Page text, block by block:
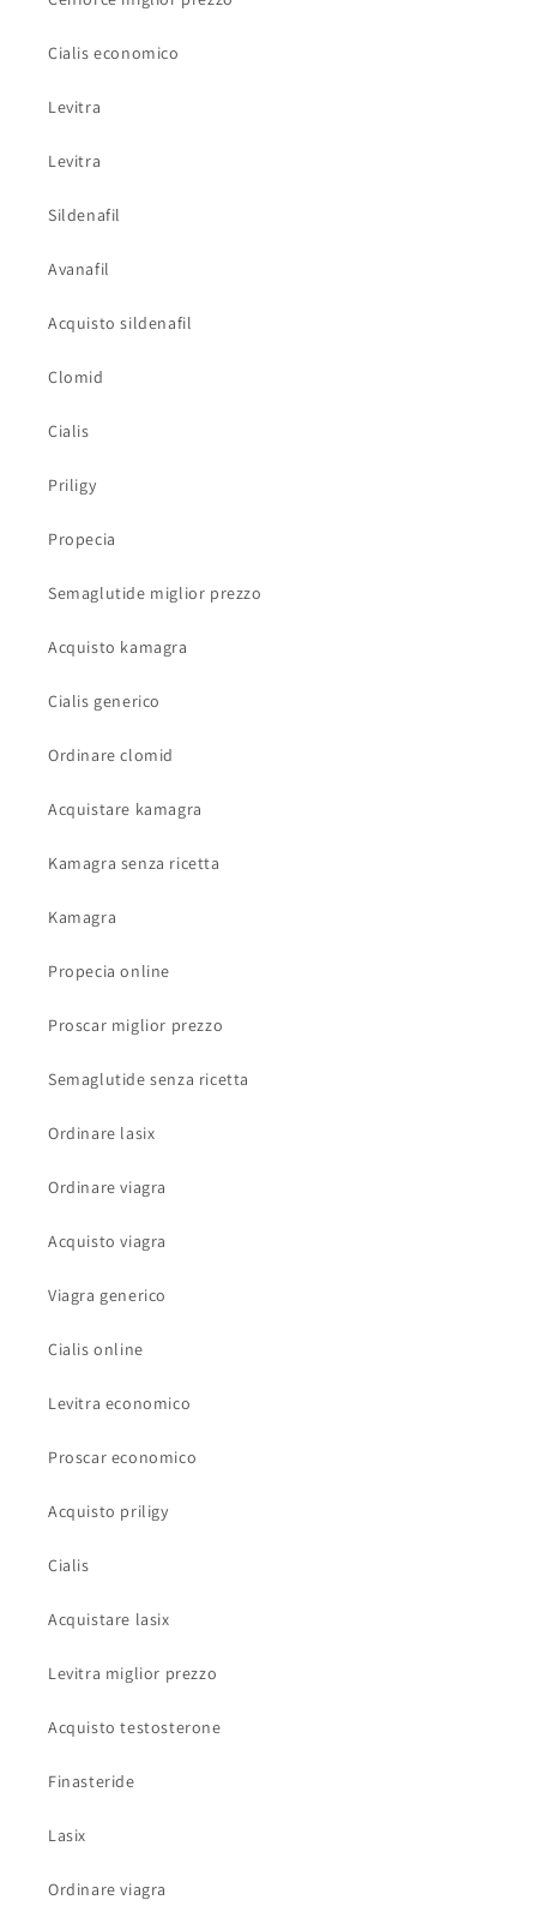
Cialis economico
Levitra
Levitra
Sildenafil
Avanafil
Acquisto sildenafil
Clomid
Cialis
Priligy
Propecia
Semaglutide miglior prezzo
Acquisto kamagra
Cialis generico
Ordinare clomid
Acquistare kamagra
Kamagra senza ricetta
Kamagra
Propecia online
Proscar miglior prezzo
Semaglutide senza ricetta
Ordinare lasix
Ordinare viagra
Acquisto viagra
Viagra generico
Cialis online
Levitra economico
Proscar economico
Acquisto priligy
Cialis
Acquistare lasix
Levitra miglior prezzo
Acquisto testosterone
Finasteride
Lasix
Ordinare viagra